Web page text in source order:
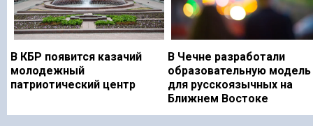
В КБР появится казачий
молодежный
патриотический центр
В Чечне разработали
образовательную модель
для русскоязычных на
Ближнем Востоке